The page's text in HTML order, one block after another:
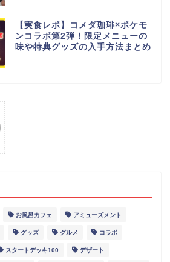
【実食レポ】コメダ珈琲×ポケモ
ンコラボ第2弾！限定メニューの
味や特典グッズの入手方法まとめ
お風呂カフェ アミューズメント
グッズ グルメ コラボ
スタートデッキ100 デザート
グルメ
スポット